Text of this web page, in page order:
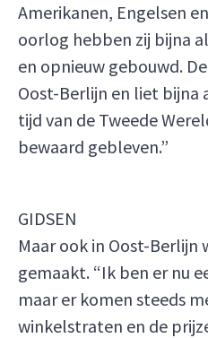
Amerikanen, Engelsen
oorlog hebben zij bijna
en opnieuw gebouwd.
Oost-Berlijn en liet bijna
tijd van de Tweede
bewaard gebleven.”
GIDSEN
Maar ook in Oost-Berlijn
gemaakt. “Ik ben er nu
maar er komen steeds
winkelstraten en de